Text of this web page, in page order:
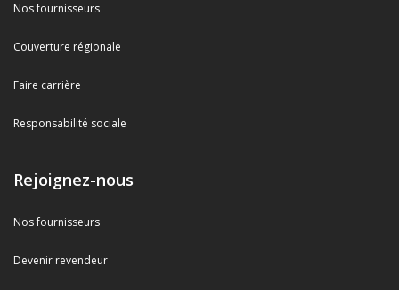
Nos fournisseurs
Couverture régionale
Faire carrière
Responsabilité sociale
Rejoignez-nous
Nos fournisseurs
Devenir revendeur